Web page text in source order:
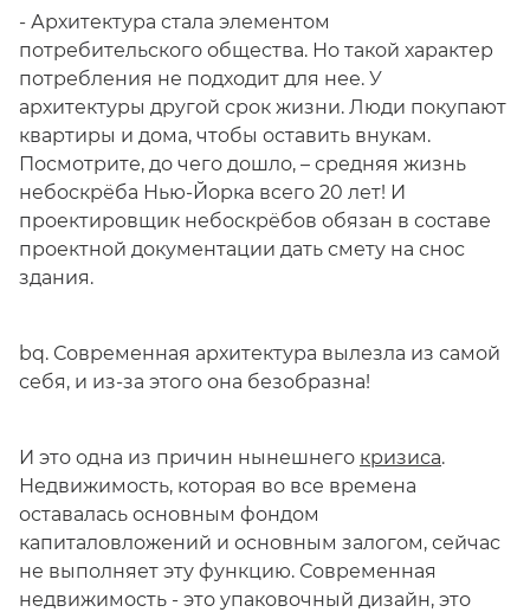
- Архитектура стала элементом
потребительского общества. Но такой характер
потребления не подходит для нее. У
архитектуры другой срок жизни. Люди покупают
квартиры и дома, чтобы оставить внукам.
Посмотрите, до чего дошло, – средняя жизнь
небоскрёба Нью-Йорка всего 20 лет! И
проектировщик небоскрёбов обязан в составе
проектной документации дать смету на снос
здания.
bq. Современная архитектура вылезла из самой
себя, и из-за этого она безобразна!
И это одна из причин нынешнего кризиса.
Недвижимость, которая во все времена
оставалась основным фондом
капиталовложений и основным залогом, сейчас
не выполняет эту функцию. Современная
недвижимость - это упаковочный дизайн, это